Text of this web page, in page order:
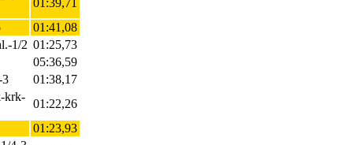
01:39,71
01:41,08
1/2 01:25,73
05:36,59
01:38,17
krk-
01:22,26
01:23,93